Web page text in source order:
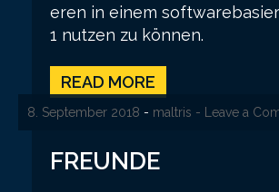
8. September 2018 - maltris - Leave a
eren in einem
1 nutzen zu können.
READ MORE
FREUNDE